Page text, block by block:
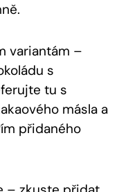
variantám –
s
tu ⁢s
másla⁤ a
přidaného